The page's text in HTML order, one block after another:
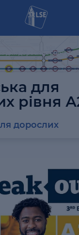
для дорослих рівня А2+
для
рівня
дорослих